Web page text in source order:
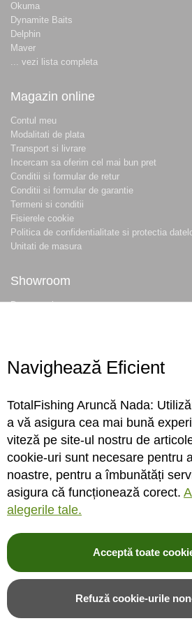
Okuma
Dynamite Baits
Delphin
Maver
... vezi lista completa
Magazin online
Contul meu
Modalitati de plata
Transport si livrare
Incercam sa oferim cel mai bun pret
Conditii si formular de retur
Conditii si formular de garantie
Termeni si conditii
Fisierele cookie
Politica de confidentialitate si protectia
Unitati de masura
Showroom
Despre noi
Conecteaza-te
Sa ne cunoastem mai bine. Vino alaturi de noi
asteptam cu stiri, surprize, concursuri, premii ...
© 2004-2026 TotalFishing SRL. Toate
fisiere cookie ,politica de
* Pozele produselor sunt folosite cu acordul
Navighează Eficient
TotalFishing Aruncă Nada:
a vă asigura cea mai bună
viteză pe site-ul nostru de
cookie-uri sunt necesare pentru
noastre, pentru a îmbunătăți
asigura că funcționează corect.
alegerile tale.
Acceptă toate
Refuză cookie-urile